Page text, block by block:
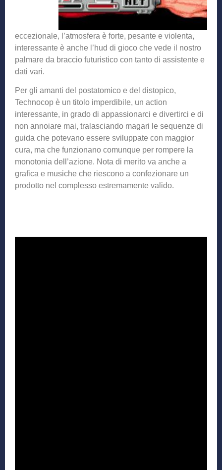
eccezionale, l’atmosfera è forte, pesante e violenta,
interessante è anche l’hud di gioco che vede il nostro
palmare da braccio futuristico con tanto di assistente e
dati vari.
Per gli amanti del postatomico e del distopico,
Technocop è un titolo imperdibile, un action
interessante, in grado di appassionarci e divertirci e di
non annoiare mai, tralasciando magari le sequenze di
guida che potevano essere sviluppate con maggior
cura, ma che funzionano comunque per rompere la
monotonia dell’azione. Nota di merito va anche a
grafica e musiche che riescono a confezionare un
prodotto nel complesso estremamente valido.